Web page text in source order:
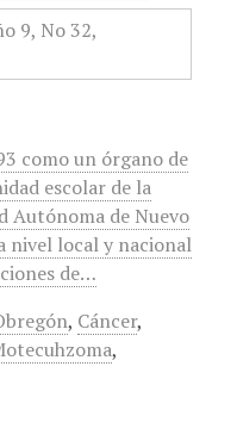
como un órgano de
escolar de la
Autónoma de Nuevo
nivel local y nacional
de…
, Cáncer,
,